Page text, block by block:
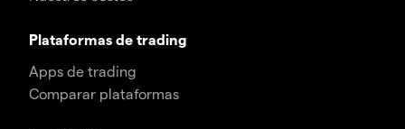
Plataformas de trading
Apps de trading
Comparar plataformas